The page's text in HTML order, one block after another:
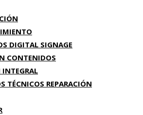
DIGITAL SIGNAGE
CONTENIDOS
INTEGRAL
TÉCNICOS REPARACIÓN